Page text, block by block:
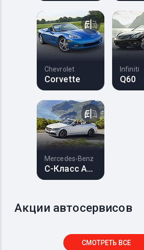
Chevrolet
Corvette
Infiniti
Q60
Mercedes-Benz
C-Класс AMG
Акции автосервисов
СМОТРЕТЬ ВСЕ